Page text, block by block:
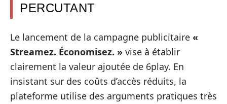
PERCUTANT
Le lancement de la campagne publicitaire «
Streamez. Économisez. » vise à établir
clairement la valeur ajoutée de 6play. En
insistant sur des coûts d’accès réduits, la
plateforme utilise des arguments pratiques très